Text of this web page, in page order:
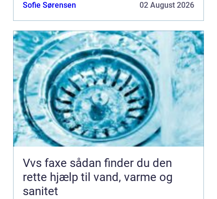
Sofie Sørensen 02 August 2026
Vvs faxe sådan finder du den
rette hjælp til vand, varme og
sanitet